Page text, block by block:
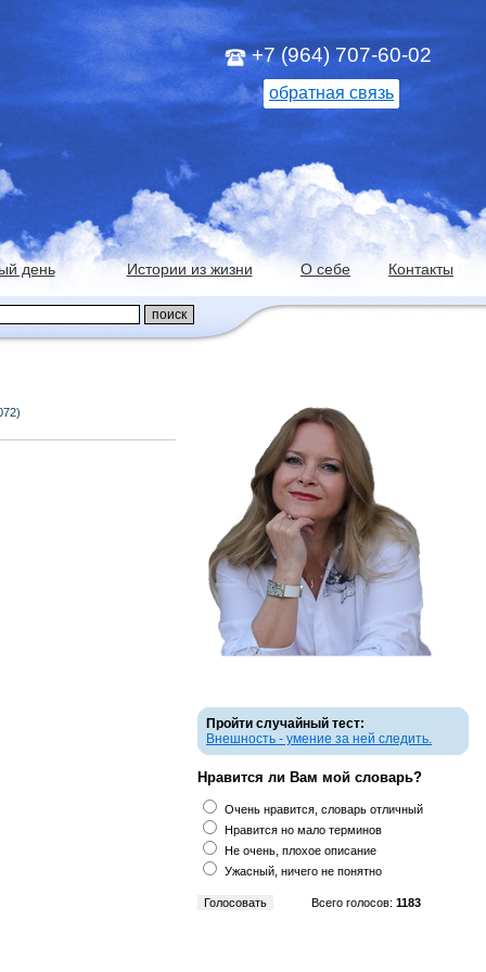
+7 (964) 707-60-02
обратная связь
день Истории из жизни О себе Контакты
Пройти случайный тест:
Внешность - умение за ней следить.
Нравится ли Вам мой словарь?
Очень нравится, словарь отличный
Нравится но мало терминов
Не очень, плохое описание
Ужасный, ничего не понятно
Всего голосов: 1183